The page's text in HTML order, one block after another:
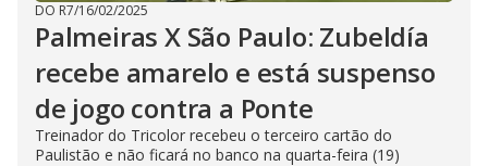
DO R7/16/02/2025
Palmeiras X São Paulo: Zubeldía
recebe amarelo e está suspenso
de jogo contra a Ponte
Treinador do Tricolor recebeu o terceiro cartão do
Paulistão e não ficará no banco na quarta-feira (19)